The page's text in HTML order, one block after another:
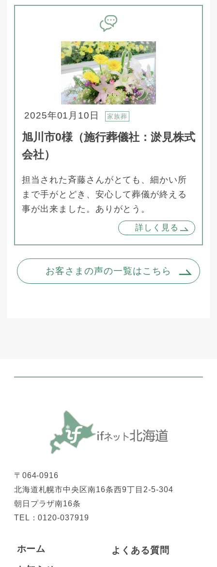
2025年01月10日 家族葬
旭川市0様（施行葬儀社：淤見株式
会社）
担当された斉藤さんがとても、細かい所
まで手がとどき、安心して葬儀が終える
事が出来ました。ありがとう。
詳しく見る
お客さまの声の一覧はこちら
〒064-0916
北海道札幌市中央区南16条西9丁目2-5-304
朝日プラザ南16条
TEL：0120-037919
ホーム よくある質問